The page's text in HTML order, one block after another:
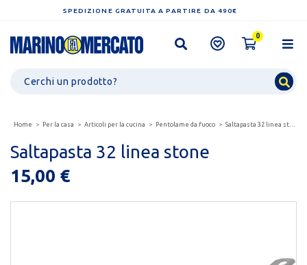
SPEDIZIONE GRATUITA A PARTIRE DA 490€
0
Home Per la casa Articoli per la cucina Pentolame da fuoco Saltapasta 32 linea stone
Saltapasta 32 linea stone
15,00 €